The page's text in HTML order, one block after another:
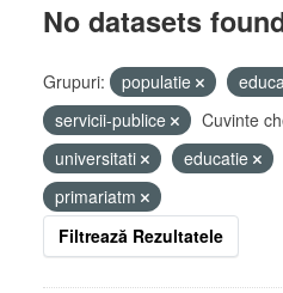
No datasets
Grupuri: populatie
servicii-publice
Cuvinte
universitati
educatie
primariatm
Filtrează Rezultatele